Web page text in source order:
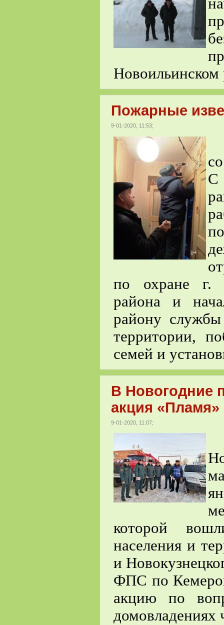
Новоильинском
Пожарные
9-01-2020, 11:53;
С
по охране г.
района и
району
территории,
семей и
В Новогодние
акция
9-01-2020, 11:07;
которой
населения и
и
ФПС по
акцию по
домовладениях